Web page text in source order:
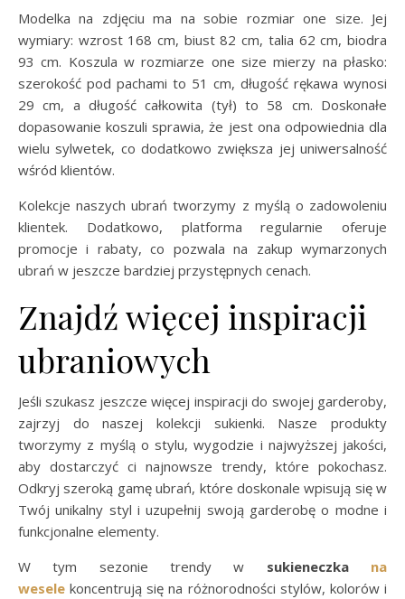
Modelka na zdjęciu ma na sobie rozmiar one size. Jej
wymiary: wzrost 168 cm, biust 82 cm, talia 62 cm, biodra
93 cm. Koszula w rozmiarze one size mierzy na płasko:
szerokość pod pachami to 51 cm, długość rękawa wynosi
29 cm, a długość całkowita (tył) to 58 cm. Doskonałe
dopasowanie koszuli sprawia, że jest ona odpowiednia dla
wielu sylwetek, co dodatkowo zwiększa jej uniwersalność
wśród klientów.
Kolekcje naszych ubrań tworzymy z myślą o zadowoleniu
klientek. Dodatkowo, platforma regularnie oferuje
promocje i rabaty, co pozwala na zakup wymarzonych
ubrań w jeszcze bardziej przystępnych cenach.
Znajdź więcej inspiracji
ubraniowych
Jeśli szukasz jeszcze więcej inspiracji do swojej garderoby,
zajrzyj do naszej kolekcji sukienki. Nasze produkty
tworzymy z myślą o stylu, wygodzie i najwyższej jakości,
aby dostarczyć ci najnowsze trendy, które pokochasz.
Odkryj szeroką gamę ubrań, które doskonale wpisują się w
Twój unikalny styl i uzupełnij swoją garderobę o modne i
funkcjonalne elementy.
W tym sezonie trendy w sukieneczka na
wesele koncentrują się na różnorodności stylów, kolorów i